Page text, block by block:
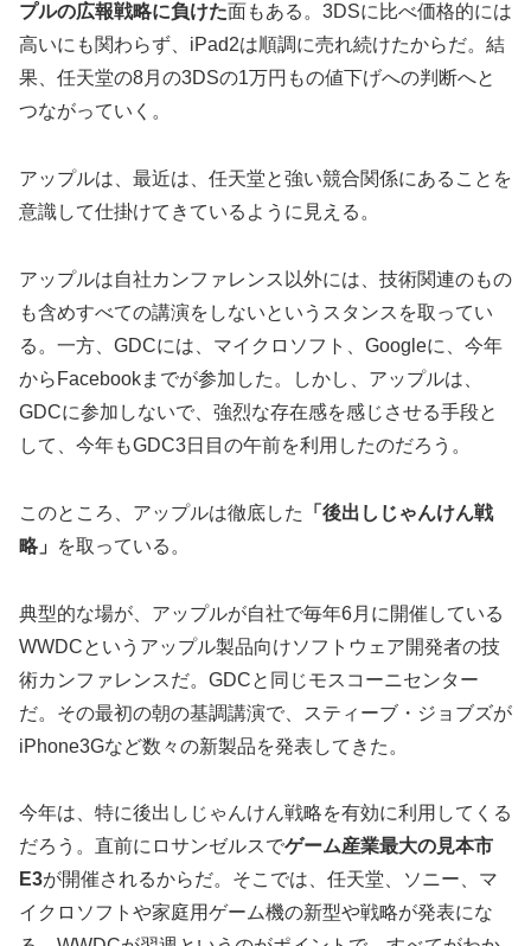
プルの広報戦略に負けた面もある。3DSに比べ価格的には
高いにも関わらず、iPad2は順調に売れ続けたからだ。結
果、任天堂の8月の3DSの1万円もの値下げへの判断へと
つながっていく。
アップルは、最近は、任天堂と強い競合関係にあることを
意識して仕掛けてきているように見える。
アップルは自社カンファレンス以外には、技術関連のもの
も含めすべての講演をしないというスタンスを取ってい
る。一方、GDCには、マイクロソフト、Googleに、今年
からFacebookまでが参加した。しかし、アップルは、
GDCに参加しないで、強烈な存在感を感じさせる手段と
して、今年もGDC3日目の午前を利用したのだろう。
このところ、アップルは徹底した
「後出しじゃんけん戦
略」
を取っている。
典型的な場が、アップルが自社で毎年6月に開催している
WWDCというアップル製品向けソフトウェア開発者の技
術カンファレンスだ。GDCと同じモスコーニセンター
だ。その最初の朝の基調講演で、スティーブ・ジョブズが
iPhone3Gなど数々の新製品を発表してきた。
今年は、特に後出しじゃんけん戦略を有効に利用してくる
だろう。直前にロサンゼルスでゲーム産業最大の見本市
E3が開催されるからだ。そこでは、任天堂、ソニー、マ
イクロソフトや家庭用ゲーム機の新型や戦略が発表にな